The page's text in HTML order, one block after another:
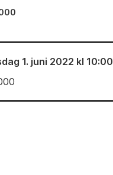
1. juni 2022 kl 10:00